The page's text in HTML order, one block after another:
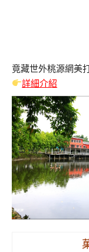
竟藏世外桃源網美
詳細介紹